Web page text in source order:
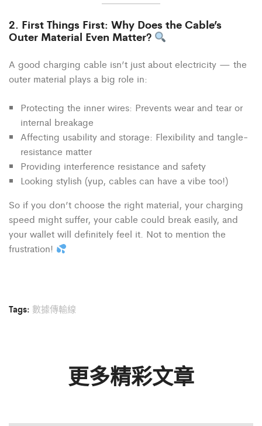
2. First Things First: Why Does the Cable’s
Outer Material Even Matter?
A good charging cable isn’t just about electricity — the
outer material plays a big role in:
Protecting the inner wires: Prevents wear and tear or
internal breakage
Affecting usability and storage: Flexibility and tangle-
resistance matter
Providing interference resistance and safety
Looking stylish (yup, cables can have a vibe too!)
So if you don’t choose the right material, your charging
speed might suffer, your cable could break easily, and
your wallet will definitely feel it. Not to mention the
frustration!
Tags: 數據傳輸線
更多精彩文章